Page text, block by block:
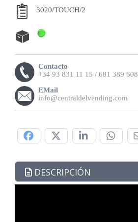
3020/TOUCH/2
Contacto
+34 93 831 11 15 / 681 389 608
EMail
info@centraldelvending.com
DESCRIPCIÓN